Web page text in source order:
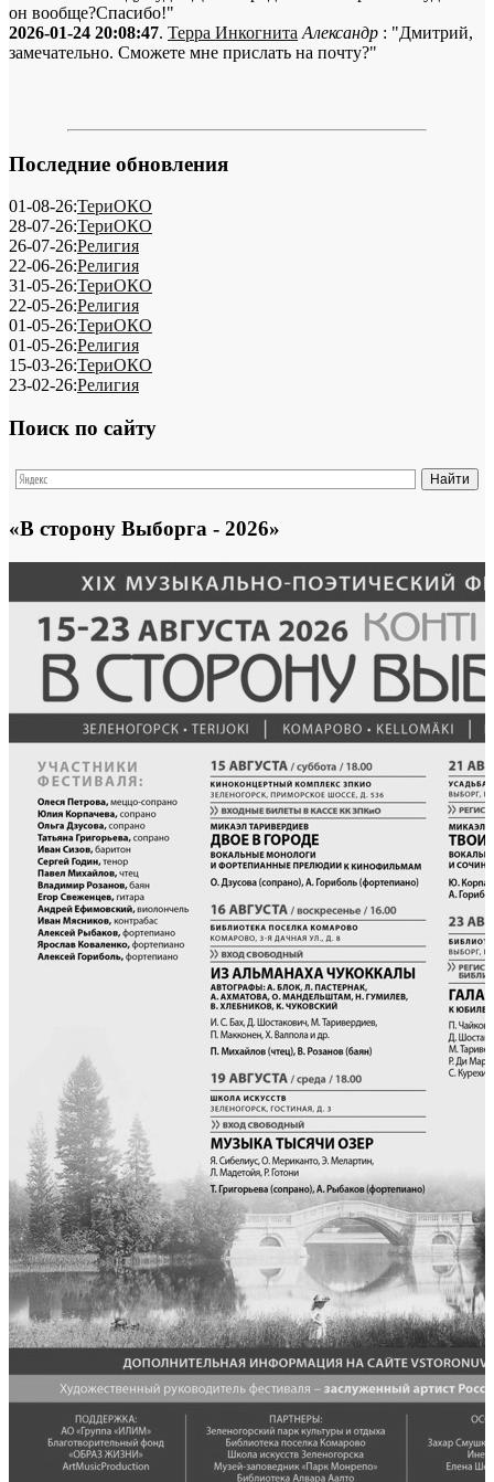
он вообще?Спасибо!"
2026-01-24 20:08:47. Терра Инкогнита Александр : "Дмитрий,
замечательно. Сможете мне прислать на почту?"
Последние обновления
01-08-26:ТериОКО
28-07-26:ТериОКО
26-07-26:Религия
22-06-26:Религия
31-05-26:ТериОКО
22-05-26:Религия
01-05-26:ТериОКО
01-05-26:Религия
15-03-26:ТериОКО
23-02-26:Религия
Поиск по сайту
«В сторону Выборга - 2026»